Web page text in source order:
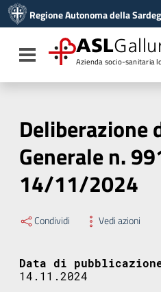
Vai al menu di navigazione
Vai al footer
Regione Autonoma della
Toggle navigation
ASL
Azienda socio-sanitaria
Deliberazione
Generale n.
14/11/2024
Condividi Vedi azioni
Data di
14.11.2024